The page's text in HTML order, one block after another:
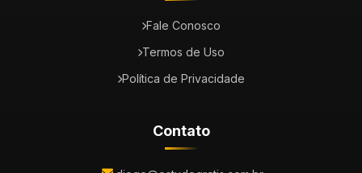
Fale Conosco
Termos de Uso
Política de Privacidade
Contato